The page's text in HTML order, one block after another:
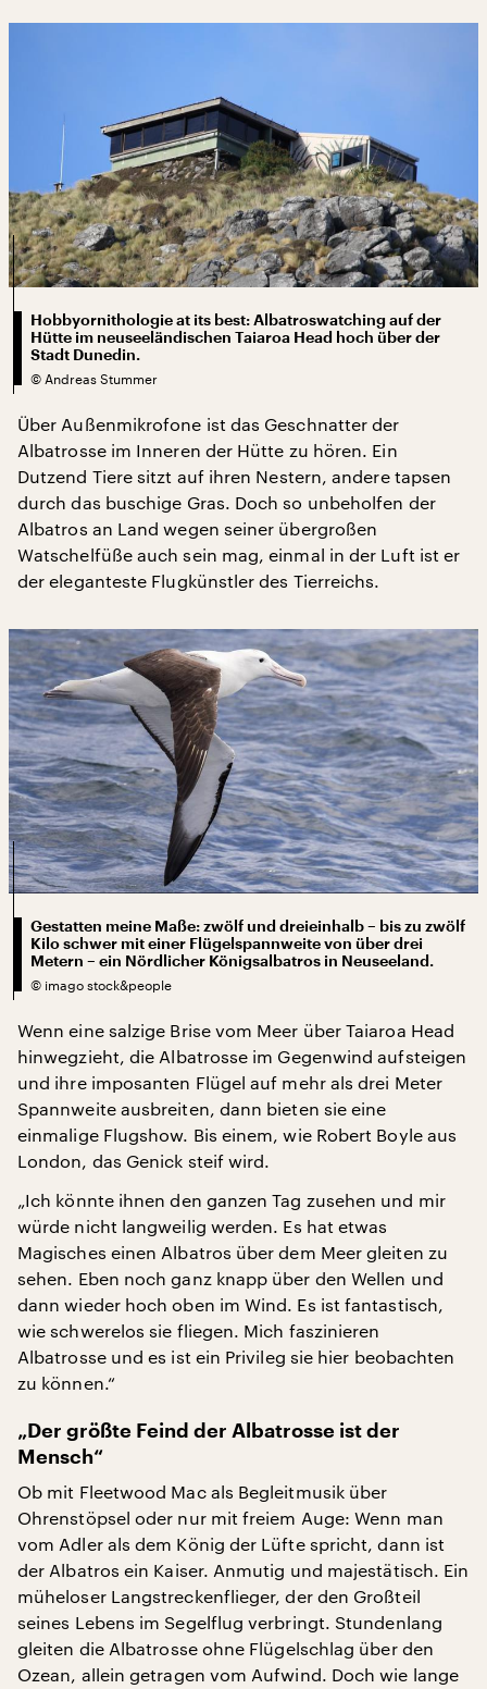
Hobbyornithologie at its best: Albatroswatching auf der
Hütte im neuseeländischen Taiaroa Head hoch über der
Stadt Dunedin.
© Andreas Stummer
Über Außenmikrofone ist das Geschnatter der
Albatrosse im Inneren der Hütte zu hören. Ein
Dutzend Tiere sitzt auf ihren Nestern, andere tapsen
durch das buschige Gras. Doch so unbeholfen der
Albatros an Land wegen seiner übergroßen
Watschelfüße auch sein mag, einmal in der Luft ist er
der eleganteste Flugkünstler des Tierreichs.
Gestatten meine Maße: zwölf und dreieinhalb – bis zu zwölf
Kilo schwer mit einer Flügelspannweite von über drei
Metern – ein Nördlicher Königsalbatros in Neuseeland.
© imago stock&people
Wenn eine salzige Brise vom Meer über Taiaroa Head
hinwegzieht, die Albatrosse im Gegenwind aufsteigen
und ihre imposanten Flügel auf mehr als drei Meter
Spannweite ausbreiten, dann bieten sie eine
einmalige Flugshow. Bis einem, wie Robert Boyle aus
London, das Genick steif wird.
„Ich könnte ihnen den ganzen Tag zusehen und mir
würde nicht langweilig werden. Es hat etwas
Magisches einen Albatros über dem Meer gleiten zu
sehen. Eben noch ganz knapp über den Wellen und
dann wieder hoch oben im Wind. Es ist fantastisch,
wie schwerelos sie fliegen. Mich faszinieren
Albatrosse und es ist ein Privileg sie hier beobachten
zu können.“
„Der größte Feind der Albatrosse ist der
Mensch“
Ob mit Fleetwood Mac als Begleitmusik über
Ohrenstöpsel oder nur mit freiem Auge: Wenn man
vom Adler als dem König der Lüfte spricht, dann ist
der Albatros ein Kaiser. Anmutig und majestätisch. Ein
müheloser Langstreckenflieger, der den Großteil
seines Lebens im Segelflug verbringt. Stundenlang
gleiten die Albatrosse ohne Flügelschlag über den
Ozean, allein getragen vom Aufwind. Doch wie lange